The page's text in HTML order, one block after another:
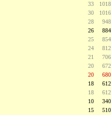
33
30
28
26
25
24
21
20
20
18
18
10
15